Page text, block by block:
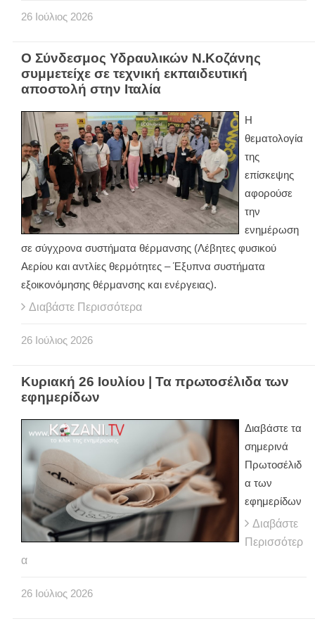
26 Ιούλιος 2026
Ο Σύνδεσμος Υδραυλικών Ν.Κοζάνης
συμμετείχε σε τεχνική εκπαιδευτική
αποστολή στην Ιταλία
Η
θεματολογία
της
επίσκεψης
αφορούσε
την
ενημέρωση
σε σύγχρονα συστήματα θέρμανσης (Λέβητες φυσικού
Αερίου και αντλίες θερμότητες – Έξυπνα συστήματα
εξοικονόμησης θέρμανσης και ενέργειας).
Διαβάστε Περισσότερα
26 Ιούλιος 2026
Κυριακή 26 Ιουλίου | Τα πρωτοσέλιδα των
εφημερίδων
Διαβάστε τα
σημερινά
Πρωτοσέλιδ
α των
εφημερίδων
Διαβάστε
Περισσότερ
α
26 Ιούλιος 2026